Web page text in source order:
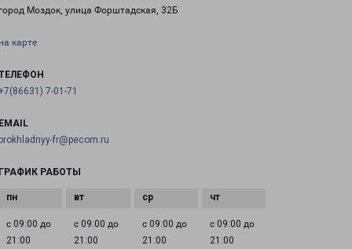
Моздок, улица Форштадская, 32Б
карте
7-01-71
fr@pecom.ru
РАБОТЫ
с 09:00 до
21:00
с 09:00 до
21:00
с 09:00 до
21:00
с 09:00 до
21:00